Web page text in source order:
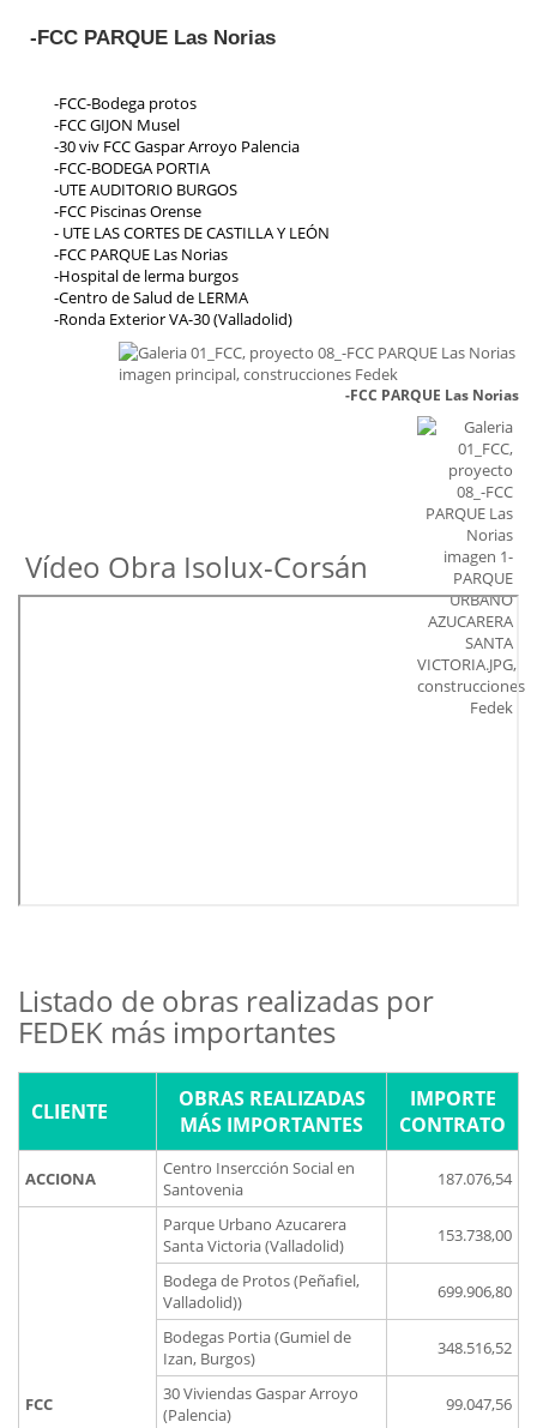
Collosa
Priasa
Padeser
Teconsa
Parrado
Ecp
Residencial Toscana
-FCC PARQUE Las Norias
-FCC-Bodega protos
-FCC GIJON Musel
-30 viv FCC Gaspar Arroyo Palencia
-FCC-BODEGA PORTIA
-UTE AUDITORIO BURGOS
-FCC Piscinas Orense
- UTE LAS CORTES DE CASTILLA Y LEÓN
-FCC PARQUE Las Norias
-Hospital de lerma burgos
-Centro de Salud de LERMA
-Ronda Exterior VA-30 (Valladolid)
-FCC PARQUE Las Norias
Vídeo Obra Isolux-Corsán
Listado de obras realizadas por
FEDEK más importantes
CLIENTE
OBRAS REALIZADAS
MÁS IMPORTANTES
IMPORTE
CONTRATO
ACCIONA
Centro Insercción Social en
Santovenia
187.076,54
FCC
Parque Urbano Azucarera
Santa Victoria (Valladolid)
153.738,00
Bodega de Protos (Peñafiel,
Valladolid))
699.906,80
Bodegas Portia (Gumiel de
Izan, Burgos)
348.516,52
30 Viviendas Gaspar Arroyo
(Palencia)
99.047,56